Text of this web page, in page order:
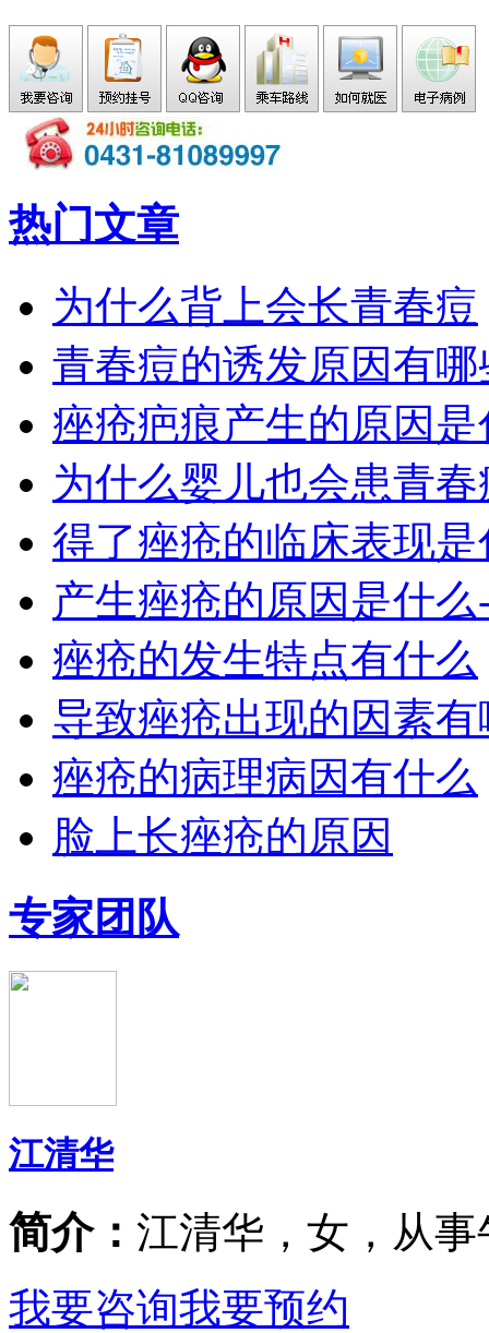
热门文章
为什么背上会长青春痘
青春痘的诱发原因有哪
痤疮疤痕产生的原因是
为什么婴儿也会患青春
得了痤疮的临床表现是
产生痤疮的原因是什么
痤疮的发生特点有什么
导致痤疮出现的因素
痤疮的病理病因有什么
脸上长痤疮的原因
专家团队
江清华
简介： 江清华，女，从事
我要咨询我要预约